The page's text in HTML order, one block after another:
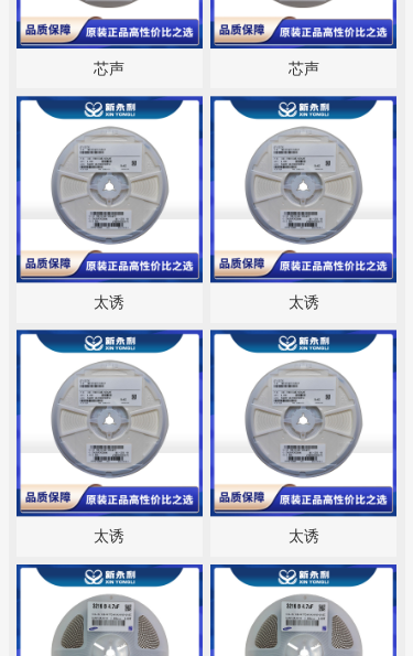
芯声 芯声
太诱 太诱
太诱 太诱